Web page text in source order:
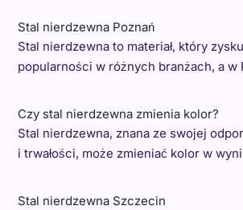
Stal nierdzewna Poznań
Stal nierdzewna to materiał, który
popularności w różnych branżach, a w
Czy stal nierdzewna zmienia kolor?
Stal nierdzewna, znana ze swojej
i trwałości, może zmieniać kolor w
Stal nierdzewna Szczecin